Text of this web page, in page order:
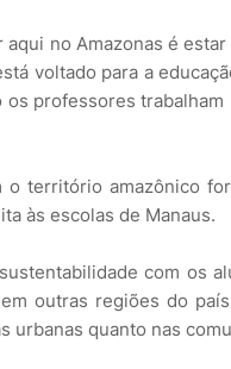
no Amazonas é
voltado para a
professores
território amazônico
às escolas de Manaus.
com os
outras regiões do
quanto nas